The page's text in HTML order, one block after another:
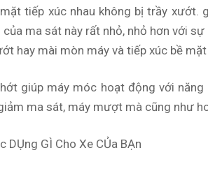
tiếp xúc nhau không bị trầy xướt.
ma sát này rất nhỏ, nhỏ hơn với
hay mài mòn máy và tiếp xúc bề
giúp máy móc hoạt động với
ma sát, máy mượt mà cũng như